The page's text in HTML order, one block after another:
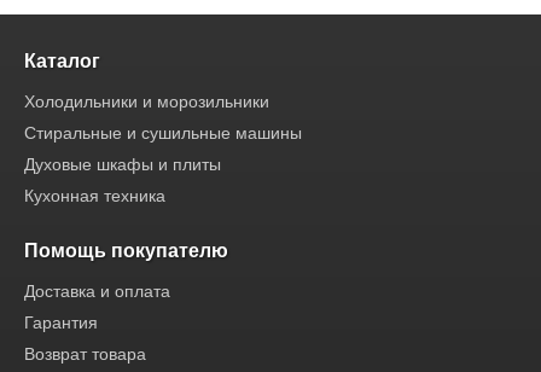
Каталог
Холодильники и морозильники
Стиральные и сушильные машины
Духовые шкафы и плиты
Кухонная техника
Помощь покупателю
Доставка и оплата
Гарантия
Возврат товара